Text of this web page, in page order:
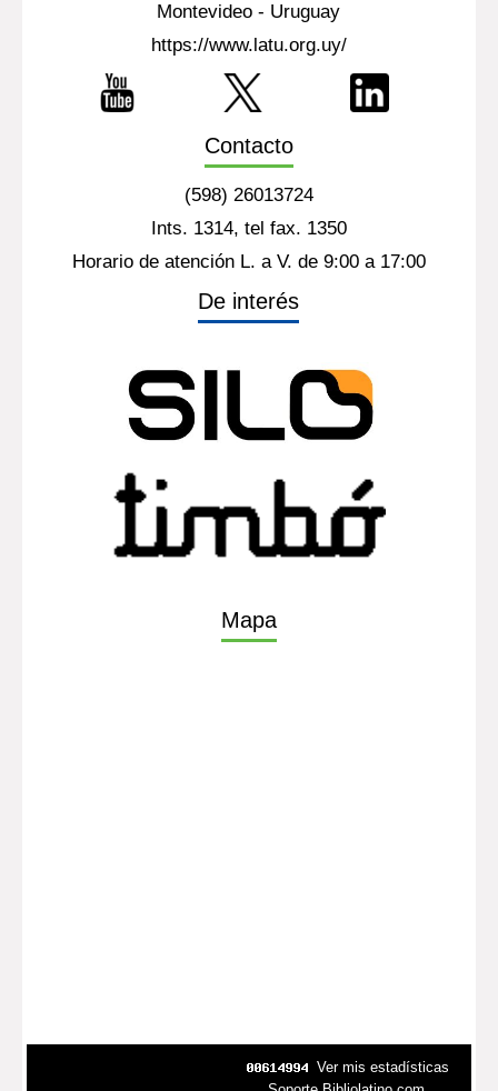
Montevideo - Uruguay
https://www.latu.org.uy/
Contacto
(598) 26013724
Ints. 1314, tel fax. 1350
Horario de atención L. a V. de 9:00 a 17:00
De interés
Mapa
Ver mis estadísticas